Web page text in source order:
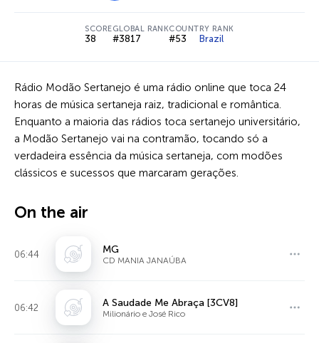
SCORE
38
GLOBAL RANK
#3817
COUNTRY RANK
#53 Brazil
Rádio Modão Sertanejo é uma rádio online que toca 24
horas de música sertaneja raiz, tradicional e romântica.
Enquanto a maioria das rádios toca sertanejo universitário,
a Modão Sertanejo vai na contramão, tocando só a
verdadeira essência da música sertaneja, com modões
clássicos e sucessos que marcaram gerações.
On the air
06:44 MG
CD MANIA JANAÚBA
06:42 A Saudade Me Abraça [3CV8]
Milionário e José Rico